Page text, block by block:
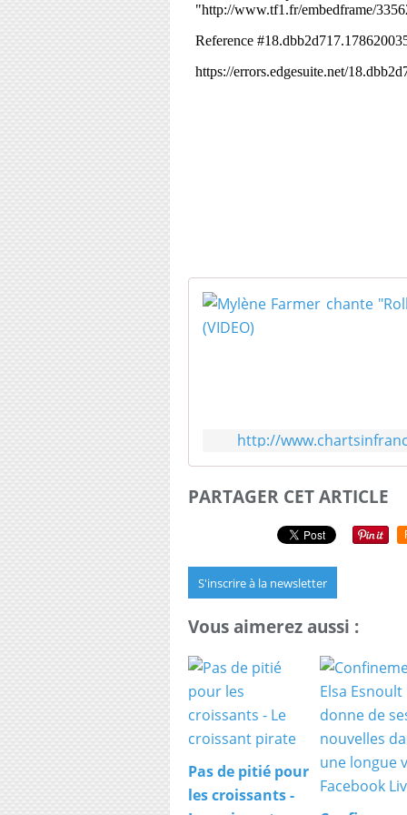
http://
PARTAGER CET ARTICLE
S'inscrire à la newsletter
Vous aimerez aussi :
Pas de pitié pour
les croissants -